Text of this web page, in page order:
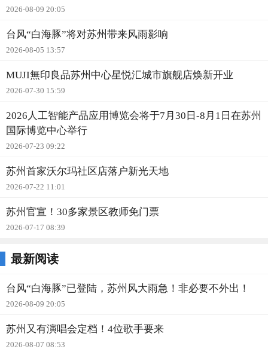
2026-08-09 20:05
台风“白海豚”将对苏州带来风雨影响
2026-08-05 13:57
MUJI無印良品苏州中心星悦汇城市旗舰店焕新开业
2026-07-30 15:59
2026人工智能产品应用博览会将于7月30日-8月1日在苏州
国际博览中心举行
2026-07-23 09:22
苏州首家沃尔玛社区店落户新光天地
2026-07-22 11:01
苏州官宣！30多家景区教师免门票
2026-07-17 08:39
最新阅读
台风“白海豚”已登陆，苏州风大雨急！非必要不外出！
2026-08-09 20:05
苏州又有演唱会定档！4位歌手要来
2026-08-07 08:53